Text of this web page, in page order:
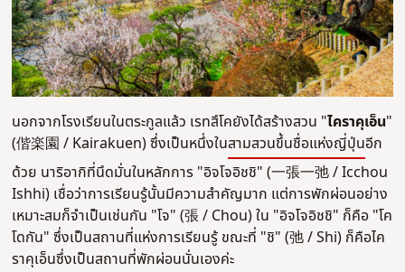
นอกจากโรงเรียนในตระกูลแล้ว เรทสึโคยังได้สร้างสวน "ไคราคุเอ็น"
(偕楽園 / Kairakuen) ซึ่งเป็นหนึ่งในสามสวนขึ้นชื่อแห่งญี่ปุ่นอีก
ด้วย นาริอากิที่นึดมั่นในหลักการ "อิจโจอิชชิ" (一張一弛 / Icchou
Ishhi) เชื่อว่าการเรียนรู้นั้นมีความสำคัญมาก แต่การพักผ่อนอย่าง
เหมาะสมก็จำเป็นเช่นกัน "โจ" (張 / Chou) ใน "อิจโจอิชชิ" ก็คือ "โค
โดกัน" ซึ่งเป็นสถานที่แห่งการเรียนรู้ ขณะที่ "ชิ" (弛 / Shi) ก็คือไค
ราคุเอ็นซึ่งเป็นสถานที่พักผ่อนนั่นเองค่ะ